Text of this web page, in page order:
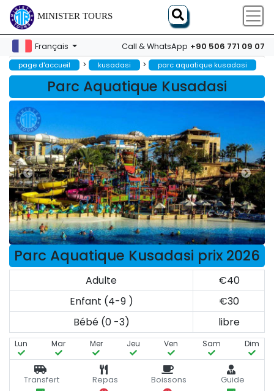
MINISTER TOURS
Français Call & WhatsApp +90 506 771 09 07
page d'accueil > kusadasi > parc aquatique kusadasi
Parc Aquatique Kusadasi
Parc Aquatique Kusadasi prix 2026
Adulte
€40
Enfant (4-9 )
€30
Bébé (0 -3)
libre
Lun Mar Mer Jeu Ven Sam Dim
Transfert Repas Boissons Guide